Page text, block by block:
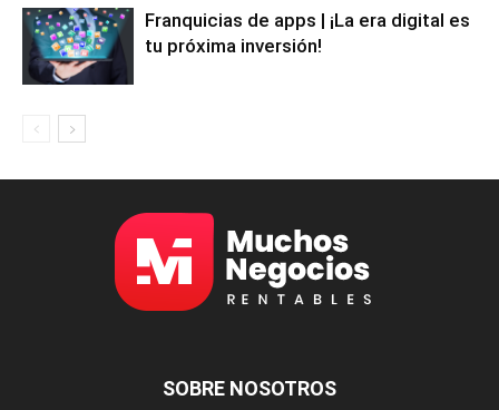
Franquicias de apps | ¡La era digital es
tu próxima inversión!
SOBRE NOSOTROS